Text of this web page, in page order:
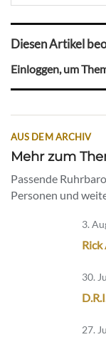
Diesen Artikel
Einloggen, um
AUS DEM ARCHIV
Mehr zum
Passende
Personen und
3.
30.
27.